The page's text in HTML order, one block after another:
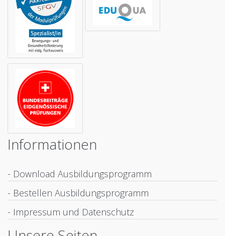
Informationen
- Download Ausbildungsprogramm
- Bestellen Ausbildungsprogramm
- Impressum und Datenschutz